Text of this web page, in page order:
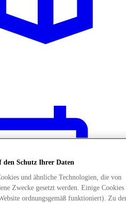
den Schutz Ihrer Daten
und ähnliche Technologien, die von
Zwecke gesetzt werden. Einige Cookies
ordnungsgemäß funktioniert). Zu